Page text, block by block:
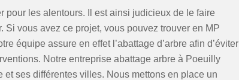
pour les alentours. Il est ainsi judicieux de le faire
Si vous avez ce projet, vous pouvez trouver en MP
équipe assure en effet l’abattage d’arbre afin d’éviter
Notre entreprise abattage arbre à Poeuilly
et ses différentes villes. Nous mettons en place un